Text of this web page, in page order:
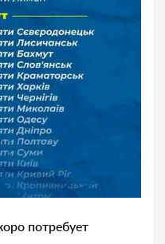
потребует